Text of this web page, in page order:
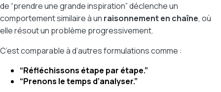
de “prendre une grande inspiration” déclenche un
comportement similaire à un raisonnement en chaîne, où
elle résout un problème progressivement.
C’est comparable à d’autres formulations comme :
“Réfléchissons étape par étape.”
“Prenons le temps d’analyser.”